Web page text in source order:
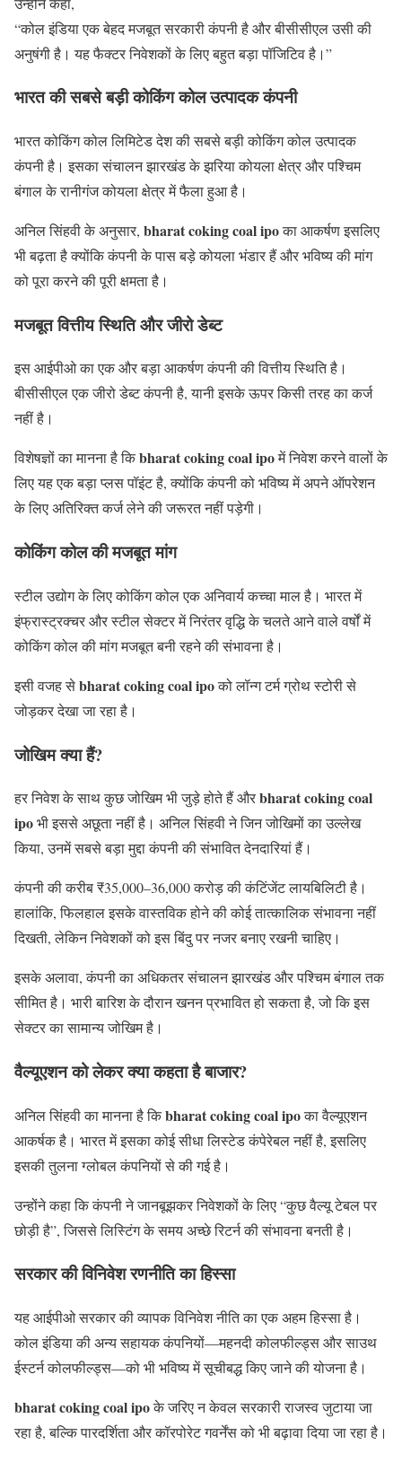
“कोल इंडिया एक बेहद मजबूत सरकारी कंपनी है और बीसीसीएल उसी की
अनुषंगी है। यह फैक्टर निवेशकों के लिए बहुत बड़ा पॉजिटिव है।”
भारत की सबसे बड़ी कोकिंग कोल उत्पादक कंपनी
भारत कोकिंग कोल लिमिटेड देश की सबसे बड़ी कोकिंग कोल उत्पादक
कंपनी है। इसका संचालन झारखंड के झरिया कोयला क्षेत्र और पश्चिम
बंगाल के रानीगंज कोयला क्षेत्र में फैला हुआ है।
अनिल सिंहवी के अनुसार, bharat coking coal ipoका आकर्षण इसलिए
भी बढ़ता है क्योंकि कंपनी के पास बड़े कोयला भंडार हैं और भविष्य की मांग
को पूरा करने की पूरी क्षमता है।
मजबूत वित्तीय स्थिति और जीरो डेब्ट
इस आईपीओ का एक और बड़ा आकर्षण कंपनी की वित्तीय स्थिति है।
बीसीसीएल एक जीरो डेब्ट कंपनी है, यानी इसके ऊपर किसी तरह का कर्ज
नहीं है।
विशेषज्ञों का मानना है किbharat coking coal ipoमें निवेश करने वालों के
लिए यह एक बड़ा प्लस पॉइंट है, क्योंकि कंपनी को भविष्य में अपने ऑपरेशन
के लिए अतिरिक्त कर्ज लेने की जरूरत नहीं पड़ेगी।
कोकिंग कोल की मजबूत मांग
स्टील उद्योग के लिए कोकिंग कोल एक अनिवार्य कच्चा माल है। भारत में
इंफ्रास्ट्रक्चर और स्टील सेक्टर में निरंतर वृद्धि के चलते आने वाले वर्षों में
कोकिंग कोल की मांग मजबूत बनी रहने की संभावना है।
इसी वजह सेbharat coking coal ipoको लॉन्ग टर्म ग्रोथ स्टोरी से
जोड़कर देखा जा रहा है।
जोखिम क्या हैं?
हर निवेश के साथ कुछ जोखिम भी जुड़े होते हैं औरbharat coking coal
ipoभी इससे अछूता नहीं है। अनिल सिंहवी ने जिन जोखिमों का उल्लेख
किया, उनमें सबसे बड़ा मुद्दा कंपनी की संभावित देनदारियां हैं।
कंपनी की करीब ₹35,000–36,000 करोड़ की कंटिंजेंट लायबिलिटी है।
हालांकि, फिलहाल इसके वास्तविक होने की कोई तात्कालिक संभावना नहीं
दिखती, लेकिन निवेशकों को इस बिंदु पर नजर बनाए रखनी चाहिए।
इसके अलावा, कंपनी का अधिकतर संचालन झारखंड और पश्चिम बंगाल तक
सीमित है। भारी बारिश के दौरान खनन प्रभावित हो सकता है, जो कि इस
सेक्टर का सामान्य जोखिम है।
वैल्यूएशन को लेकर क्या कहता है बाजार?
अनिल सिंहवी का मानना है किbharat coking coal ipoका वैल्यूएशन
आकर्षक है। भारत में इसका कोई सीधा लिस्टेड कंपेरेबल नहीं है, इसलिए
इसकी तुलना ग्लोबल कंपनियों से की गई है।
उन्होंने कहा कि कंपनी ने जानबूझकर निवेशकों के लिए “कुछ वैल्यू टेबल पर
छोड़ी है”, जिससे लिस्टिंग के समय अच्छे रिटर्न की संभावना बनती है।
सरकार की विनिवेश रणनीति का हिस्सा
यह आईपीओ सरकार की व्यापक विनिवेश नीति का एक अहम हिस्सा है।
कोल इंडिया की अन्य सहायक कंपनियों—महनदी कोलफील्ड्स और साउथ
ईस्टर्न कोलफील्ड्स—को भी भविष्य में सूचीबद्ध किए जाने की योजना है।
bharat coking coal ipoके जरिए न केवल सरकारी राजस्व जुटाया जा
रहा है, बल्कि पारदर्शिता और कॉरपोरेट गवर्नेंस को भी बढ़ावा दिया जा रहा है।